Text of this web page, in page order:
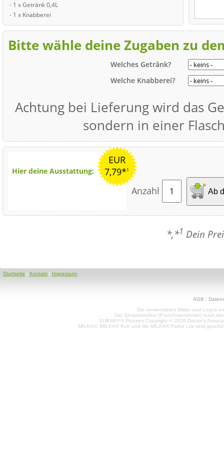
- 1 x Getränk 0,4L
- 1 x Knabberei
Bitte wähle deine Zugaben zu
Welches Getränk?
Welche Knabberei?
Achtung bei Lieferung wird das
sondern in einer
EUR
7,79*1
Hier deine Ausstattung:
Anzahl Ab
*,*1 Dein
Startseite | Kontakt | Impressum
AGB |
Die verwendeten Bilder und Logos
Der Shopbetreiber (Franchisenehmer) nutzt
SUBWAY® Pictures Copyright © 2026 Doctor's
MILKA®, MILKA® Kuh und die MILKA® Farbe Lila sind